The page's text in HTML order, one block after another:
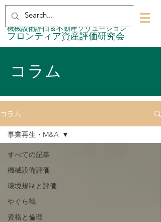
​フロンティア資産評価研究会
​機械設備評価＆不動産ソリューション
コラム
コラム
すべての記事
機械設備評価
環境規制と評価
やぐら鶴
資格と倫理
事業再生・M&A